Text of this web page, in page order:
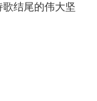
结尾的伟大坚